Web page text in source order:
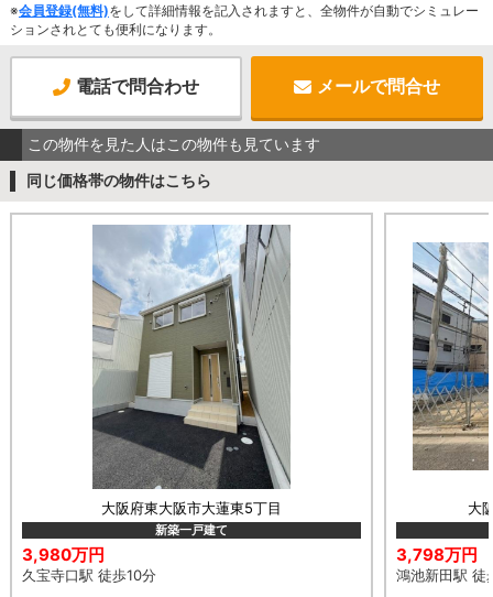
※会員登録(無料)をして詳細情報を記入されますと、全物件が自動でシミュレー
ションされとても便利になります。
電話で問合わせ メールで問合せ
この物件を見た人はこの物件も見ています
同じ価格帯の物件はこちら
大阪府東大阪市大蓮東5丁目
新築一戸建て
3,980万円
久宝寺口駅 徒歩10分
大
3,798万円
鴻池新田駅 徒